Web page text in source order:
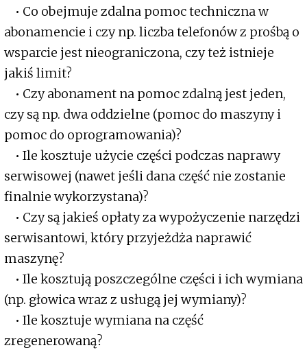
• Co obejmuje zdalna pomoc techniczna w
abonamencie i czy np. liczba telefonów z prośbą o
wsparcie jest nieograniczona, czy też istnieje
jakiś limit?
• Czy abonament na pomoc zdalną jest jeden,
czy są np. dwa oddzielne (pomoc do maszyny i
pomoc do oprogramowania)?
• Ile kosztuje użycie części podczas naprawy
serwisowej (nawet jeśli dana część nie zostanie
finalnie wykorzystana)?
• Czy są jakieś opłaty za wypożyczenie narzędzi
serwisantowi, który przyjeżdża naprawić
maszynę?
• Ile kosztują poszczególne części i ich wymiana
(np. głowica wraz z usługą jej wymiany)?
• Ile kosztuje wymiana na część
zregenerowaną?